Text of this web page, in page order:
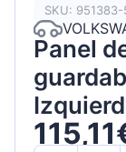
SKU:
Panel